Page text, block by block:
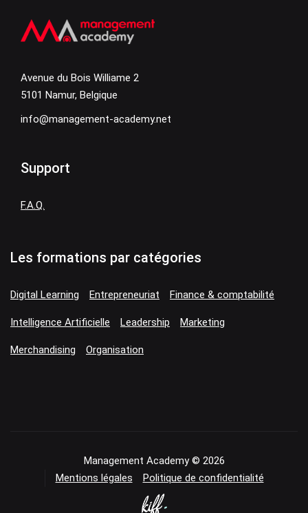
Avenue du Bois Williame 2
5101 Namur, Belgique
info@management-academy.net
Support
F.A.Q.
Les formations par catégories
Digital Learning Entrepreneuriat Finance & comptabilité
Intelligence Artificielle Leadership Marketing
Merchandising Organisation
Management Academy © 2026
Mentions légales
Politique de confidentialité